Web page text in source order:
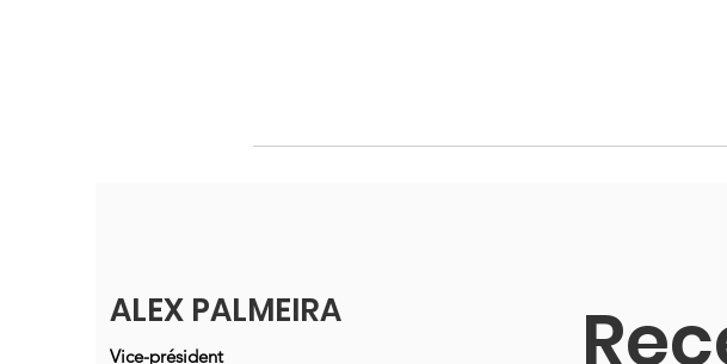
ALEX PALMEIRA
Vice-président